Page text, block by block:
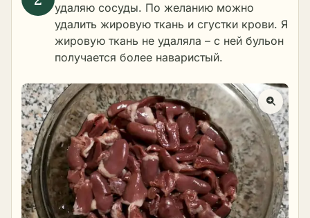
удаляю сосуды. По желанию можно
удалить жировую ткань и сгустки крови. Я
жировую ткань не удаляла – с ней бульон
получается более наваристый.